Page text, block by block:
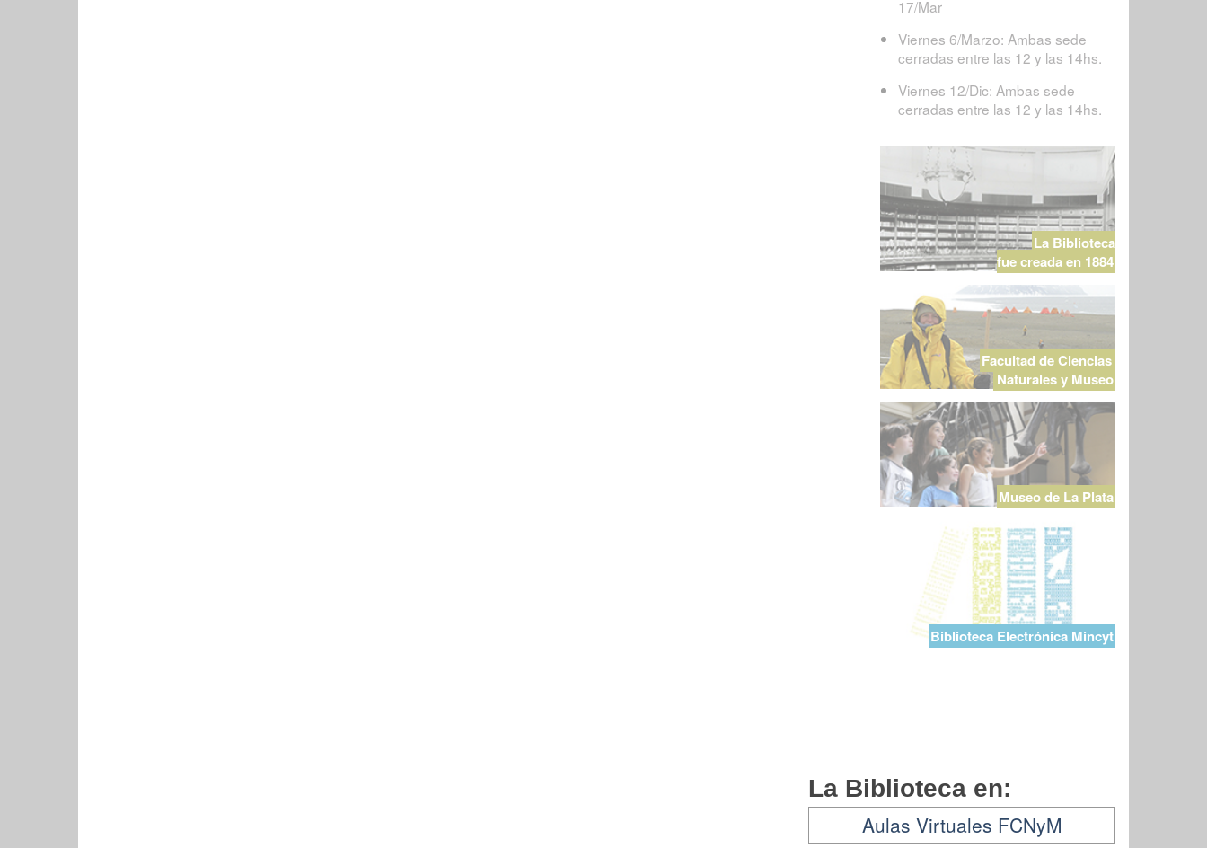
17/Mar
Viernes 6/Marzo: Ambas sede
cerradas entre las 12 y las 14hs.
Viernes 12/Dic: Ambas sede
cerradas entre las 12 y las 14hs.
La Biblioteca
fue creada en 1884
Facultad de Ciencias
Naturales y Museo
Museo de La Plata
Biblioteca Electrónica Mincyt
La Biblioteca en:
Aulas Virtuales FCNyM